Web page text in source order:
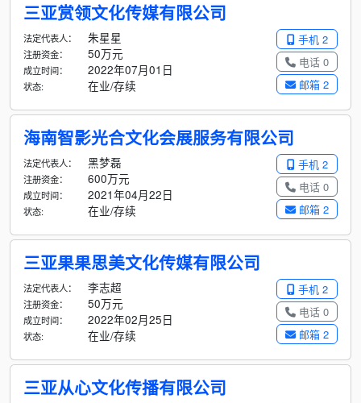
三亚赏领文化传媒有限公司
手机 2
电话 0
邮箱 2
法定代表人： 朱星星
注册资金： 50万元
成立时间： 2022年07月01日
状态: 在业/存续
海南智影光合文化会展服务有限公司
手机 2
电话 0
邮箱 2
法定代表人： 黑梦磊
注册资金： 600万元
成立时间： 2021年04月22日
状态: 在业/存续
三亚果果思美文化传媒有限公司
手机 2
电话 0
邮箱 2
法定代表人： 李志超
注册资金： 50万元
成立时间： 2022年02月25日
状态: 在业/存续
三亚从心文化传播有限公司